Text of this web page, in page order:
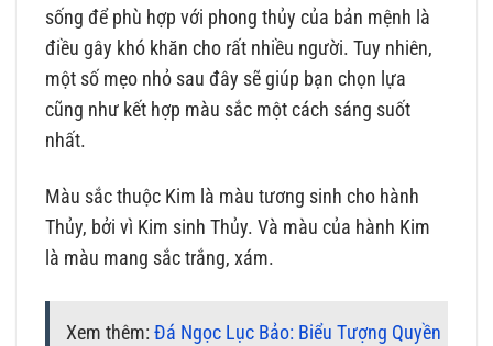
sống để phù hợp với phong thủy của bản mệnh là
điều gây khó khăn cho rất nhiều người. Tuy nhiên,
một số mẹo nhỏ sau đây sẽ giúp bạn chọn lựa
cũng như kết hợp màu sắc một cách sáng suốt
nhất.
Màu sắc thuộc Kim là màu tương sinh cho hành
Thủy, bởi vì Kim sinh Thủy. Và màu của hành Kim
là màu mang sắc trắng, xám.
Xem thêm:Đá Ngọc Lục Bảo: Biểu Tượng Quyền